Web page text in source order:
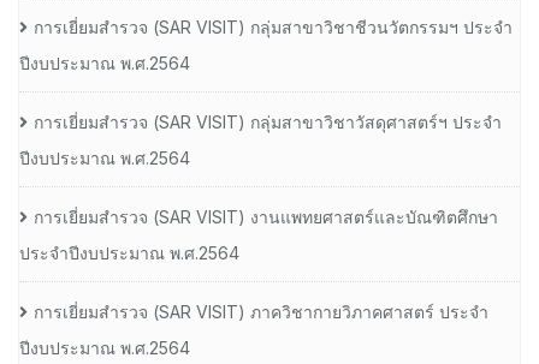
การเยี่ยมสํารวจ (SAR VISIT) กลุ่มสาขาวิชาชีวนวัตกรรมฯ ประจํา
ปีงบประมาณ พ.ศ.2564
การเยี่ยมสํารวจ (SAR VISIT) กลุ่มสาขาวิชาวัสดุศาสตร์ฯ ประจํา
ปีงบประมาณ พ.ศ.2564
การเยี่ยมสํารวจ (SAR VISIT) งานแพทยศาสตร์และบัณฑิตศึกษา
ประจําปีงบประมาณ พ.ศ.2564
การเยี่ยมสํารวจ (SAR VISIT) ภาควิชากายวิภาคศาสตร์ ประจํา
ปีงบประมาณ พ.ศ.2564